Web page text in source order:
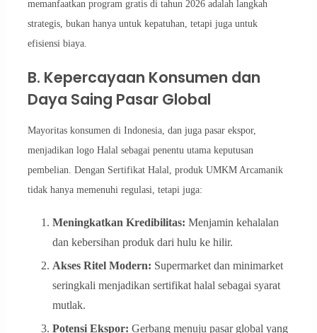
memanfaatkan program gratis di tahun 2026 adalah langkah
strategis, bukan hanya untuk kepatuhan, tetapi juga untuk
efisiensi biaya.
B. Kepercayaan Konsumen dan
Daya Saing Pasar Global
Mayoritas konsumen di Indonesia, dan juga pasar ekspor,
menjadikan logo Halal sebagai penentu utama keputusan
pembelian. Dengan Sertifikat Halal, produk UMKM Arcamanik
tidak hanya memenuhi regulasi, tetapi juga:
Meningkatkan Kredibilitas: Menjamin kehalalan
dan kebersihan produk dari hulu ke hilir.
Akses Ritel Modern: Supermarket dan minimarket
seringkali menjadikan sertifikat halal sebagai syarat
mutlak.
Potensi Ekspor: Gerbang menuju pasar global yang